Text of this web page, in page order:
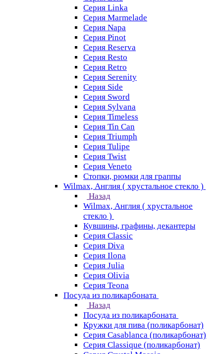
Серия Linka
Серия Marmelade
Серия Napa
Серия Pinot
Серия Reserva
Серия Resto
Серия Retro
Серия Serenity
Серия Side
Серия Sword
Серия Sуlvana
Серия Timeless
Серия Tin Can
Серия Triumph
Серия Tulipe
Серия Twist
Серия Veneto
Стопки, рюмки для граппы
Wilmax, Англия ( хрустальное стекло )
Назад
Wilmax, Англия ( хрустальное
стекло )
Кувшины, графины, декантеры
Серия Classic
Серия Diva
Серия Ilona
Серия Julia
Серия Olivia
Серия Teona
Посуда из поликарбоната
Назад
Посуда из поликарбоната
Кружки для пива (поликарбонат)
Серия Casablanсa (поликарбонат)
Серия Classique (поликарбонат)